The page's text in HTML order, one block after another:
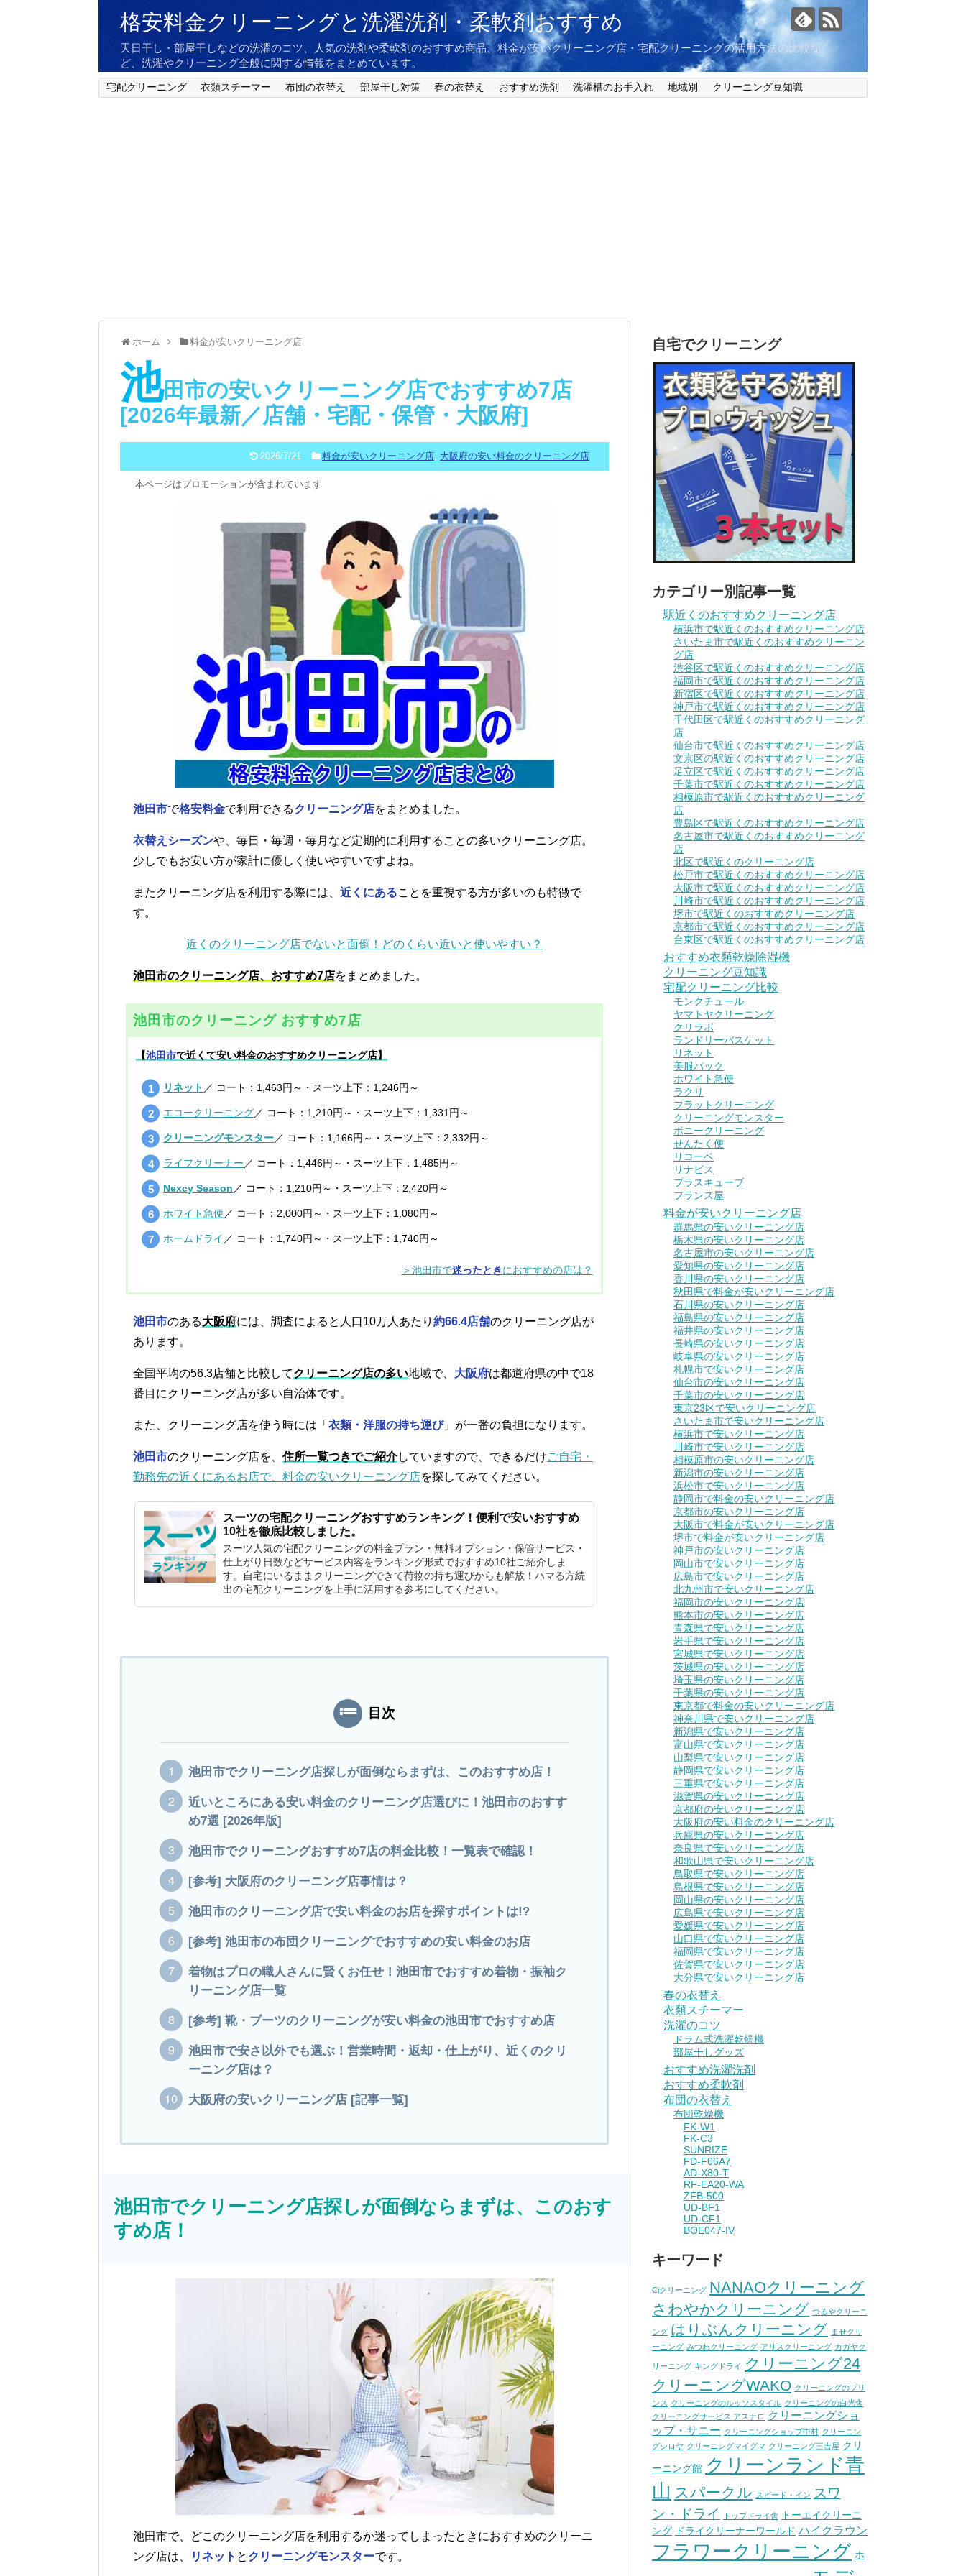
格安料金クリーニングと洗濯洗剤・柔軟剤おすすめ
天日干し・部屋干しなどの洗濯のコツ、人気の洗剤や柔軟剤のおすすめ商品、料金が安いクリーニング店・宅配クリーニングの活用方法の比較な
ど、洗濯やクリーニング全般に関する情報をまとめています。
宅配クリーニング 衣類スチーマー 布団の衣替え 部屋干し対策 春の衣替え おすすめ洗剤 洗濯槽のお手入れ 地域別 クリーニング豆知識
ホーム 料金が安いクリーニング店
池田市の安いクリーニング店でおすすめ7店
[2026年最新／店舗・宅配・保管・大阪府]
2026/7/21 料金が安いクリーニング店, 大阪府の安い料金のクリーニング店
本ページはプロモーションが含まれています
池田市で格安料金で利用できるクリーニング店をまとめました。
衣替えシーズンや、毎日・毎週・毎月など定期的に利用することの多いクリーニング店。
少しでもお安い方が家計に優しく使いやすいですよね。
またクリーニング店を利用する際には、 近くにあることを重視する方が多いのも特徴で
す。
近くのクリーニング店でないと面倒！どのくらい近いと使いやすい？
池田市のクリーニング店、おすすめ7店をまとめました。
池田市のクリーニング おすすめ7店
【池田市で近くて安い料金のおすすめクリーニング店】
リネット ／ コート：1,463円～・スーツ上下：1,246円～
エコークリーニング／ コート：1,210円～・スーツ上下：1,331円～
クリーニングモンスター／ コート：1,166円～・スーツ上下：2,332円～
ライフクリーナー ／ コート：1,446円～・スーツ上下：1,485円～
Nexcy Season ／ コート：1,210円～・スーツ上下：2,420円～
ホワイト急便 ／ コート：2,000円～・スーツ上下：1,080円～
ホームドライ ／ コート：1,740円～・スーツ上下：1,740円～
＞池田市で迷ったとき におすすめの店は？
池田市のある大阪府には、調査によると人口10万人あたり 約66.4店舗のクリーニング店が
あります。
全国平均の56.3店舗と比較してクリーニング店の多い地域で、 大阪府は都道府県の中で18
番目にクリーニング店が多い自治体です。
また、クリーニング店を使う時には「 衣類・洋服の持ち運び」が一番の負担になります。
池田市のクリーニング店を、 住所一覧つきでご紹介していますので、できるだけご自宅・
勤務先の近くにあるお店で、料金の安いクリーニング店を探してみてください。
スーツの宅配クリーニングおすすめランキング！便利で安いおすすめ
10社を徹底比較しました。
スーツ人気の宅配クリーニングの料金プラン・無料オプション・保管サービス・
仕上がり日数などサービス内容をランキング形式でおすすめ10社ご紹介しま
す。自宅にいるままクリーニングできて荷物の持ち運びからも解放！ハマる方続
出の宅配クリーニングを上手に活用する参考にしてください。
目次
池田市でクリーニング店探しが面倒ならまずは、このおすすめ店！
近いところにある安い料金のクリーニング店選びに！池田市のおすす
め7選 [2026年版]
池田市でクリーニングおすすめ7店の料金比較！一覧表で確認！
[参考] 大阪府のクリーニング店事情は？
池田市のクリーニング店で安い料金のお店を探すポイントは!?
[参考] 池田市の布団クリーニングでおすすめの安い料金のお店
着物はプロの職人さんに賢くお任せ！池田市でおすすめ着物・振袖ク
リーニング店一覧
[参考] 靴・ブーツのクリーニングが安い料金の池田市でおすすめ店
池田市で安さ以外でも選ぶ！営業時間・返却・仕上がり、近くのクリ
ーニング店は？
大阪府の安いクリーニング店 [記事一覧]
池田市でクリーニング店探しが面倒ならまずは、このおす
すめ店！
池田市で、どこのクリーニング店を利用するか迷ってしまったときにおすすめのクリーニ
ング店は、
リネット と クリーニングモンスターです。
自宅でクリーニング
カテゴリー別記事一覧
駅近くのおすすめクリーニング店
横浜市で駅近くのおすすめクリーニング店
さいたま市で駅近くのおすすめクリーニン
グ店
渋谷区で駅近くのおすすめクリーニング店
福岡市で駅近くのおすすめクリーニング店
新宿区で駅近くのおすすめクリーニング店
神戸市で駅近くのおすすめクリーニング店
千代田区で駅近くのおすすめクリーニング
店
仙台市で駅近くのおすすめクリーニング店
文京区の駅近くのおすすめクリーニング店
足立区で駅近くのおすすめクリーニング店
千葉市で駅近くのおすすめクリーニング店
相模原市で駅近くのおすすめクリーニング
店
豊島区で駅近くのおすすめクリーニング店
名古屋市で駅近くのおすすめクリーニング
店
北区で駅近くのクリーニング店
松戸市で駅近くのおすすめクリーニング店
大阪市で駅近くのおすすめクリーニング店
川崎市で駅近くのおすすめクリーニング店
堺市で駅近くのおすすめクリーニング店
京都市で駅近くのおすすめクリーニング店
台東区で駅近くのおすすめクリーニング店
おすすめ衣類乾燥除湿機
クリーニング豆知識
宅配クリーニング比較
モンクチュール
ヤマトヤクリーニング
クリラボ
ランドリーバスケット
リネット
美服パック
ホワイト急便
ラクリ
フラットクリーニング
クリーニングモンスター
ポニークリーニング
せんたく便
リコーベ
リナビス
プラスキューブ
フランス屋
料金が安いクリーニング店
群馬県の安いクリーニング店
栃木県の安いクリーニング店
名古屋市の安いクリーニング店
愛知県の安いクリーニング店
香川県の安いクリーニング店
秋田県で料金が安いクリーニング店
石川県の安いクリーニング店
福島県の安いクリーニング店
福井県の安いクリーニング店
長崎県の安いクリーニング店
岐阜県の安いクリーニング店
札幌市で安いクリーニング店
仙台市の安いクリーニング店
千葉市の安いクリーニング店
東京23区で安いクリーニング店
さいたま市で安いクリーニング店
横浜市で安いクリーニング店
川崎市で安いクリーニング店
相模原市の安いクリーニング店
新潟市の安いクリーニング店
浜松市で安いクリーニング店
静岡市で料金の安いクリーニング店
京都市の安いクリーニング店
大阪市で料金が安いクリーニング店
堺市で料金が安いクリーニング店
神戸市の安いクリーニング店
岡山市で安いクリーニング店
広島市で安いクリーニング店
北九州市で安いクリーニング店
福岡市の安いクリーニング店
熊本市の安いクリーニング店
青森県で安いクリーニング店
岩手県で安いクリーニング店
宮城県で安いクリーニング店
茨城県の安いクリーニング店
埼玉県の安いクリーニング店
千葉県の安いクリーニング店
東京都で料金の安いクリーニング店
神奈川県で安いクリーニング店
新潟県で安いクリーニング店
富山県で安いクリーニング店
山梨県で安いクリーニング店
静岡県で安いクリーニング店
三重県で安いクリーニング店
滋賀県の安いクリーニング店
京都府の安いクリーニング店
大阪府の安い料金のクリーニング店
兵庫県の安いクリーニング店
奈良県で安いクリーニング店
和歌山県で安いクリーニング店
鳥取県で安いクリーニング店
島根県で安いクリーニング店
岡山県の安いクリーニング店
広島県で安いクリーニング店
愛媛県で安いクリーニング店
山口県で安いクリーニング店
福岡県で安いクリーニング店
佐賀県で安いクリーニング店
大分県で安いクリーニング店
春の衣替え
衣類スチーマー
洗濯のコツ
ドラム式洗濯乾燥機
部屋干しグッズ
おすすめ洗濯洗剤
おすすめ柔軟剤
布団の衣替え
布団乾燥機
FK-W1
FK-C3
SUNRIZE
FD-F06A7
AD-X80-T
RF-EA20-WA
ZFB-500
UD-BF1
UD-CF1
BOE047-IV
キーワード
Ciクリーニング NANAOクリーニング
さわやかクリーニング つるやクリーニ
ング はりぶんクリーニング ませクリ
ーニング みつわクリーニング アリスクリーニング カガヤク
リーニング キングドライ クリーニング24
クリーニングWAKO クリーニングのプリ
ンス クリーニングのルッソスタイル クリーニングの白光舎
クリーニングサービス アスナロ
クリーニングショ
ップ・サニー クリーニングショップ中村 クリーニン
グシロヤ クリーニングマイグマ クリーニング三吉屋 クリ
ーニング館 クリーンランド青
山 スパークル スピード・イン スワ
ン・ドライ
トップドライ舎
トーエイクリーニ
ング ドライクリーナーワールド ハイクラウン
フラワークリーニング ホ